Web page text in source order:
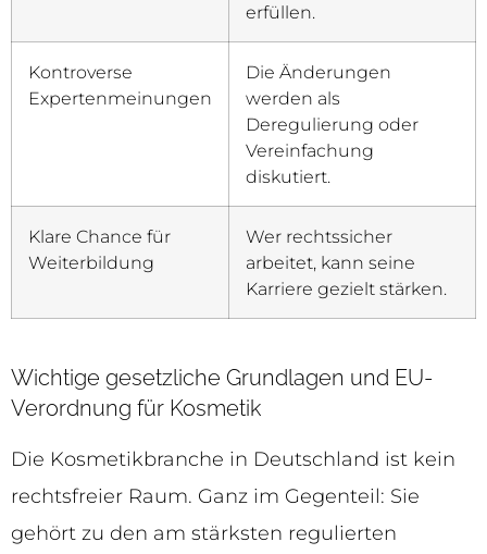
erfüllen.
Kontroverse
Expertenmeinungen
Die Änderungen
werden als
Deregulierung oder
Vereinfachung
diskutiert.
Klare Chance für
Weiterbildung
Wer rechtssicher
arbeitet, kann seine
Karriere gezielt stärken.
Wichtige gesetzliche Grundlagen und EU-
Verordnung für Kosmetik
Die Kosmetikbranche in Deutschland ist kein
rechtsfreier Raum. Ganz im Gegenteil: Sie
gehört zu den am stärksten regulierten